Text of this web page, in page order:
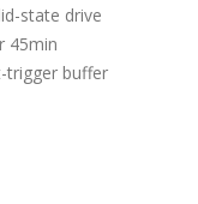
state drive
45min
trigger buffer